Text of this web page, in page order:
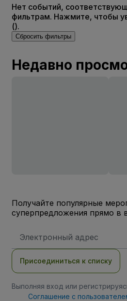
Нет событий,
фильтрам. Нажмите, чтобы
().
Сбросить фильтры
Недавно
Получайте популярные
суперпредложения прямо в
электронной
Присоединиться к списку
Выполняя вход или
Соглашение с